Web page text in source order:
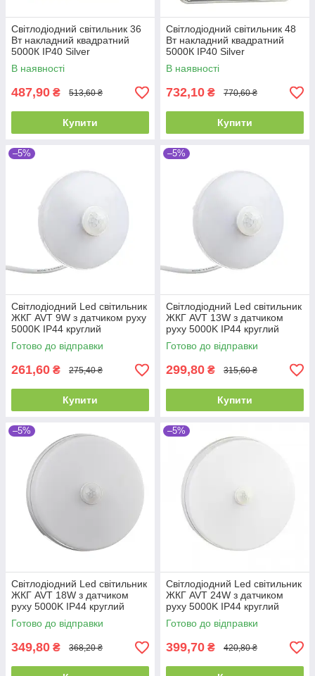
Світлодіодний світильник 36
Вт накладний квадратний
5000К IP40 Silver
В наявності
487,90 ₴ 513,60 ₴
Купити
Світлодіодний світильник 48
Вт накладний квадратний
5000К IP40 Silver
В наявності
732,10 ₴ 770,60 ₴
Купити
–5%
Світлодіодний Led світильник
ЖКГ AVT 9W з датчиком руху
5000K IP44 круглий
Готово до відправки
261,60 ₴ 275,40 ₴
Купити
–5%
Світлодіодний Led світильник
ЖКГ AVT 13W з датчиком
руху 5000K IP44 круглий
Готово до відправки
299,80 ₴ 315,60 ₴
Купити
–5%
Світлодіодний Led світильник
ЖКГ AVT 18W з датчиком
руху 5000K IP44 круглий
Готово до відправки
349,80 ₴ 368,20 ₴
–5%
Світлодіодний Led світильник
ЖКГ AVT 24W з датчиком
руху 5000K IP44 круглий
Готово до відправки
399,70 ₴ 420,80 ₴